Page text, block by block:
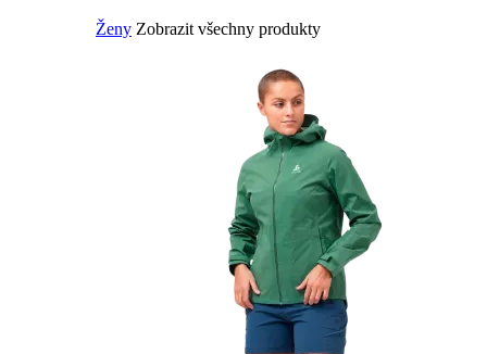
Ženy Zobrazit všechny produkty